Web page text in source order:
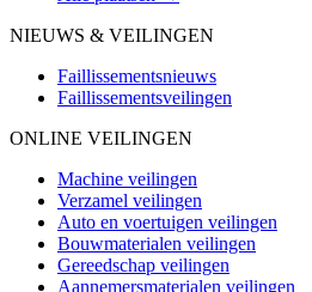
NIEUWS & VEILINGEN
Faillissementsnieuws
Faillissementsveilingen
ONLINE VEILINGEN
Machine veilingen
Verzamel veilingen
Auto en voertuigen veilingen
Bouwmaterialen veilingen
Gereedschap veilingen
Aannemersmaterialen veilingen